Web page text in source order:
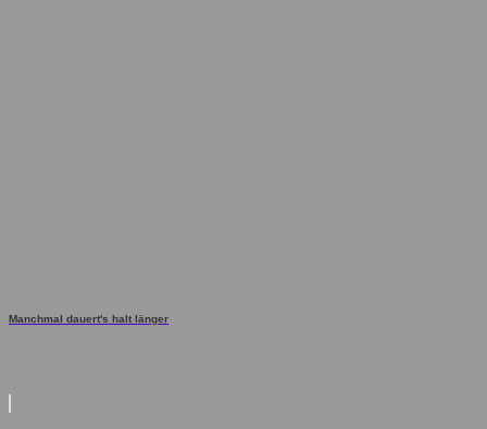
Manchmal dauert's halt länger